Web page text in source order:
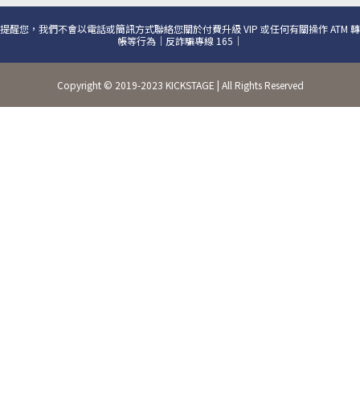
提醒您，我們不會以電話或簡訊方式聯絡您關於付費升級 VIP 或任何有關操作 ATM 轉
帳等行為｜反詐騙專線 165｜
Copyright © 2019-2023 KICKSTAGE | All Rights Reserved